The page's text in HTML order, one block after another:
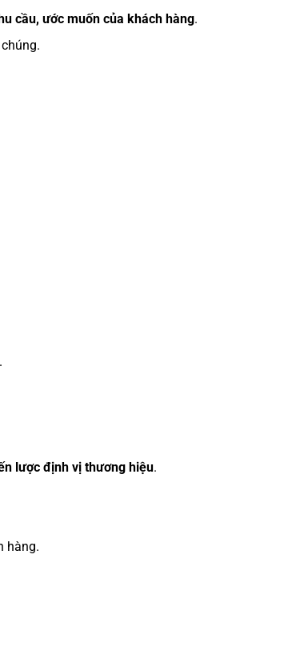
cầu, ước muốn của khách hàng.
.
lược định vị thương hiệu.
hàng.